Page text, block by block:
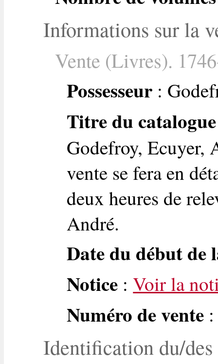
Informations sur la
Vente (Livres).
Possesseur :
Titre du catalogue
Godefroy, Ecuyer,
vente se fera en
deux heures de
André.
Date du début de
Notice :Voir la
Numéro de vente
Identification du/